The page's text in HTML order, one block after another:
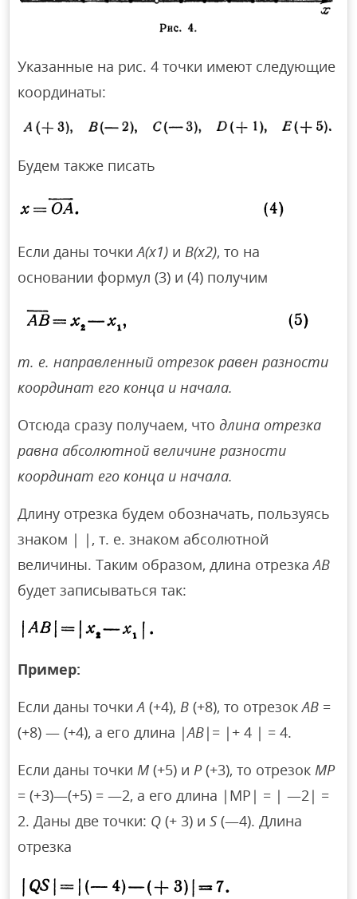
Указанные на рис. 4 точки имеют следующие
координаты:
Будем также писать
Если даны точкиА(х1) и В(х2), то на
основании формул (3) и (4) получим
т. е. направленный отрезок равен разности
координат его конца и начала.
Отсюда сразу получаем, что длина отрезка
равна абсолютной величине разности
координат его конца и начала.
Длину отрезка будем обозначать, пользуясь
знаком | |, т. е. знаком абсолютной
величины. Таким образом, длина отрезкаАВ
будет записываться так:
Пример:
Если даны точкиА (+4), В (+8), то отрезокАВ =
(+8) — (+4), а его длина |АВ|= |+ 4 | = 4.
Если даны точки М (+5) и Р(+3), то отрезок МР
= (+3)—(+5) = —2, а его длина |МР| = | —2| =
2. Даны две точки: Q (+ 3) иS (—4). Длина
отрезка